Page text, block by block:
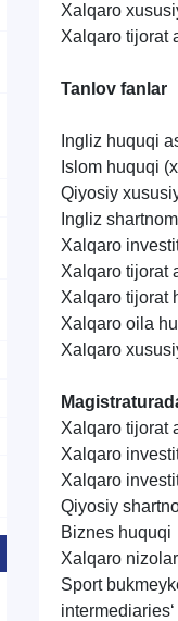
Xalqaro
Xalqaro tijorat
Tanlov fanlar
Ingliz huquqi
Islom huquqi
Qiyosiy
Ingliz
Xalqaro
Xalqaro tijorat
Xalqaro tijorat
Xalqaro oila
Xalqaro
Xalqaro tijorat
Xalqaro
Xalqaro
Qiyosiy
Biznes huquqi
Xalqaro
Sport